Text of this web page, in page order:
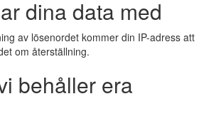
dina data med
av lösenordet kommer din IP-adress att
om återställning.
behåller era